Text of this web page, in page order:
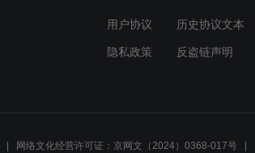
用户协议 历史协议文本
隐私政策 反盗链声明
网络文化经营许可证：京网文（2024）0368-017号